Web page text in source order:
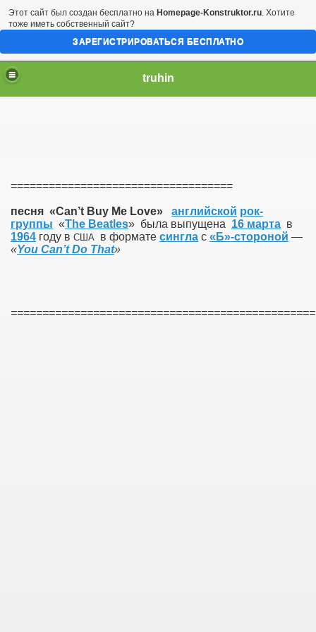
truhin
===================================
песня «Can’t Buy Me Love» английской рок-
группы «The Beatles» была выпущена 16 марта в
1964 году в США в формате сингла с «Б»-стороной —
«You Can’t Do That»
Этот сайт был создан бесплатно на Homepage-Konstruktor.ru. Хотите
тоже иметь собственный сайт?
ЗАРЕГИСТРИРОВАТЬСЯ БЕСПЛАТНО